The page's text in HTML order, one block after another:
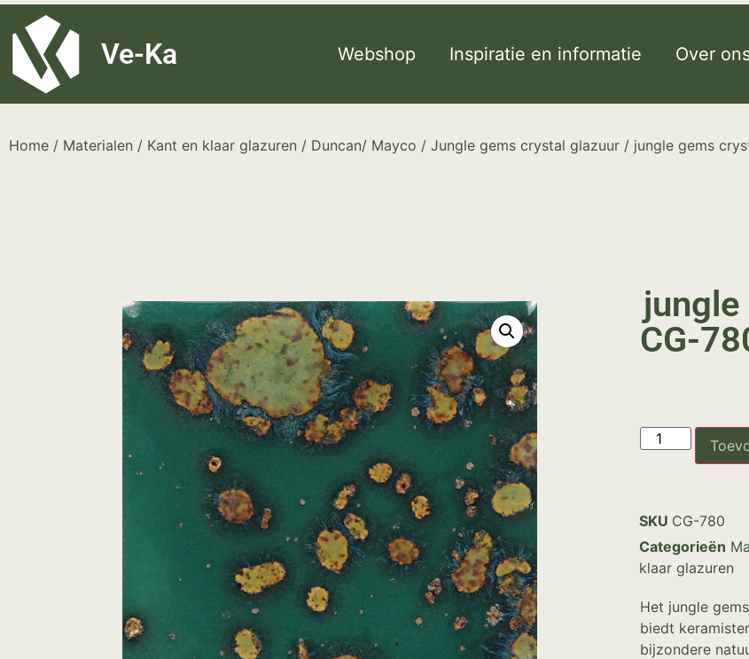
G-8P7N3X5BJ9
Ve-Ka Webshop Inspiratie en informatie Over
Home / Materialen / Kant en klaar glazuren / Duncan/ Mayco / Jungle gems crystal glazuur / jungle gems
CG-
SKU CG-780
Categorieën
klaar glazuren
Het jungle
biedt
bijzondere